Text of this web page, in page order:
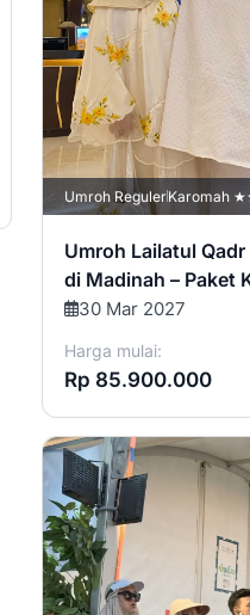
Umroh RegulerKaromah
Umroh Lailatul
di Madinah – Paket
30 Mar 2027
Harga mulai:
Rp 85.900.000